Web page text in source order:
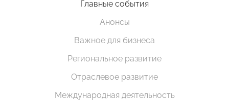
Главные события
Анонсы
Важное для бизнеса
Региональное развитие
Отраслевое развитие
Международная деятельность